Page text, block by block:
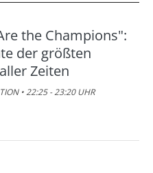
the Champions":
der größten
Zeiten
• 22:25 - 23:20 UHR